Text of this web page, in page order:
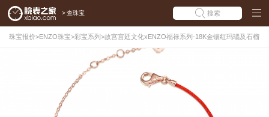
> 查珠宝 搜索
珠宝报价>ENZO珠宝>彩宝系列 >故宫宫廷文化xENZO福禄系列-18K金镶红玛瑙及石榴